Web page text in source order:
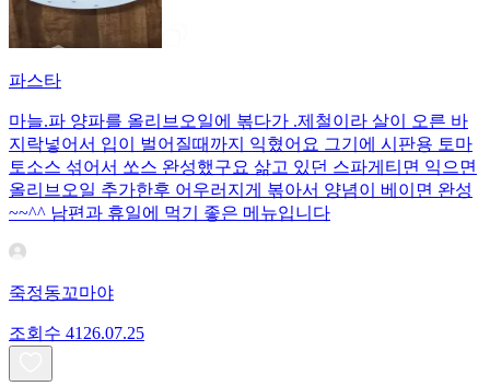
파스타
마늘.파 양파를 올리브오일에 볶다가 .제철이라 살이 오른 바
지락넣어서 입이 벌어질때까지 익혔어요 그기에 시판용 토마
토소스 섞어서 쏘스 완성했구요 삶고 있던 스파게티면 익으면
올리브오일 추가한후 어우러지게 볶아서 양념이 베이면 완성
~~^^ 남편과 휴일에 먹기 좋은 메뉴입니다
죽정동꼬마야
조회수 41 26.07.25